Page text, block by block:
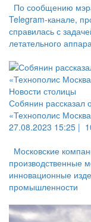
По сообщению
Telegram-канале,
справилась с
летательного
Новости столицы
Собянин рассказал
«Технополис
27.08.2023 15:25 |
Московские
производственные
инновационные
промышленности